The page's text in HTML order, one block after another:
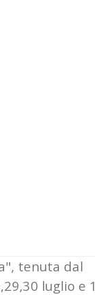
tenuta dal
luglio e 1